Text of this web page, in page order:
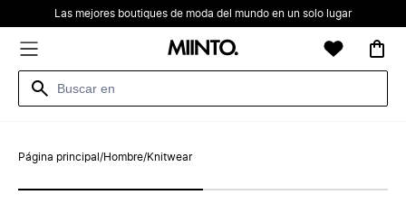
Las mejores boutiques de moda del mundo en un solo lugar
Página principal /Hombre/Knitwear